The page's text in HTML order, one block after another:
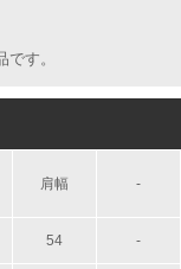
す。
肩幅 -
54 -